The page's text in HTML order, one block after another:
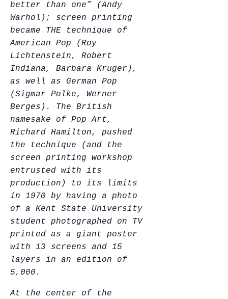
better than one” (Andy
Warhol); screen printing
became THE technique of
American Pop (Roy
Lichtenstein, Robert
Indiana, Barbara Kruger),
as well as German Pop
(Sigmar Polke, Werner
Berges). The British
namesake of Pop Art,
Richard Hamilton, pushed
the technique (and the
screen printing workshop
entrusted with its
production) to its limits
in 1970 by having a photo
of a Kent State University
student photographed on TV
printed as a giant poster
with 13 screens and 15
layers in an edition of
5,000.
At the center of the